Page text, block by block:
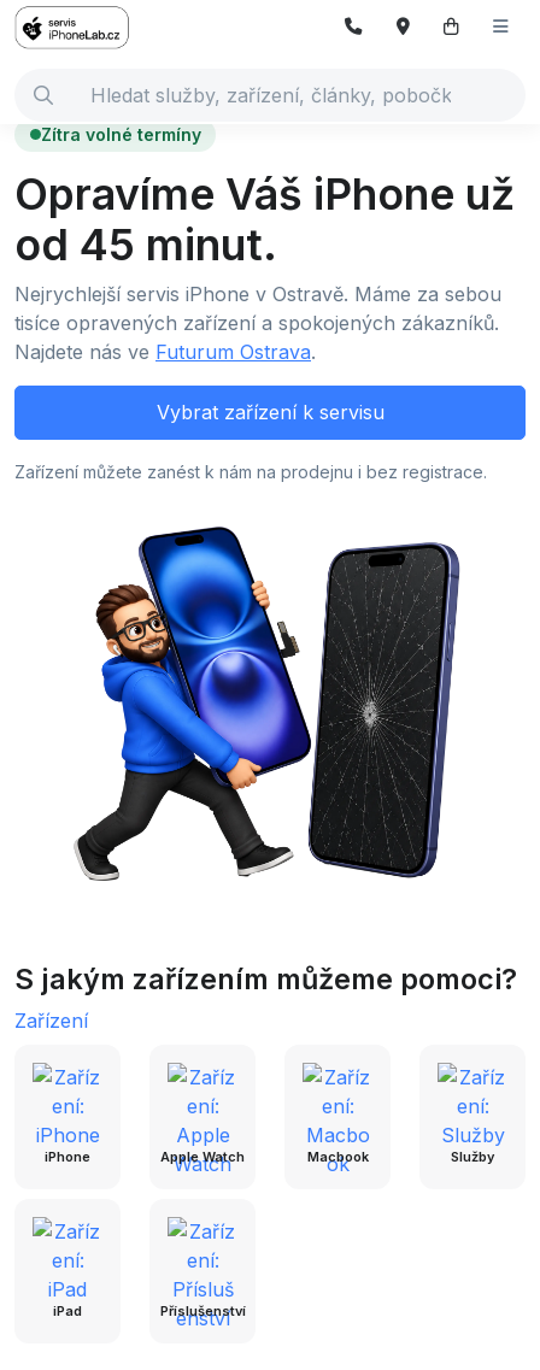
Zítra volné termíny
Opravíme Váš iPhone už
od 45 minut.
Nejrychlejší servis iPhone v Ostravě. Máme za sebou
tisíce opravených zařízení a spokojených zákazníků.
Najdete nás ve Futurum Ostrava.
Vybrat zařízení k servisu
Zařízení můžete zanést k nám na prodejnu i bez registrace.
S jakým zařízením můžeme pomoci?
Zařízení
iPhone Apple Watch Macbook Služby
iPad Příslušenství